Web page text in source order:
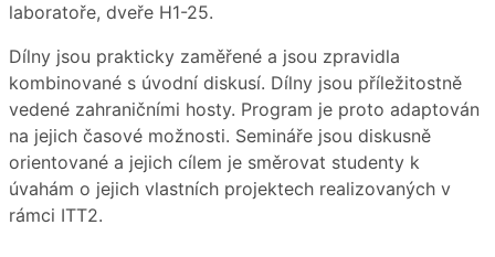
laboratoře, dveře H1-25.
Dílny jsou prakticky zaměřené a jsou zpravidla
kombinované s úvodní diskusí. Dílny jsou příležitostně
vedené zahraničními hosty. Program je proto adaptován
na jejich časové možnosti. Semináře jsou diskusně
orientované a jejich cílem je směrovat studenty k
úvahám o jejich vlastních projektech realizovaných v
rámci ITT2.